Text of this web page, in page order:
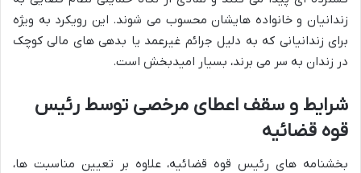
زندانیان و خانواده هایشان محسوب می شوند. این رویکرد به ویژه
برای زندانیانی که به دلیل جرائم غیرعمد یا بدهی های مالی کوچک
در زندان به سر می برند، بسیار امیدبخش است.
شرایط و سقف اعطای مرخصی توسط رئیس
قوه قضائیه
بخشنامه های رئیس قوه قضائیه، علاوه بر تعیین مناسبت ها،